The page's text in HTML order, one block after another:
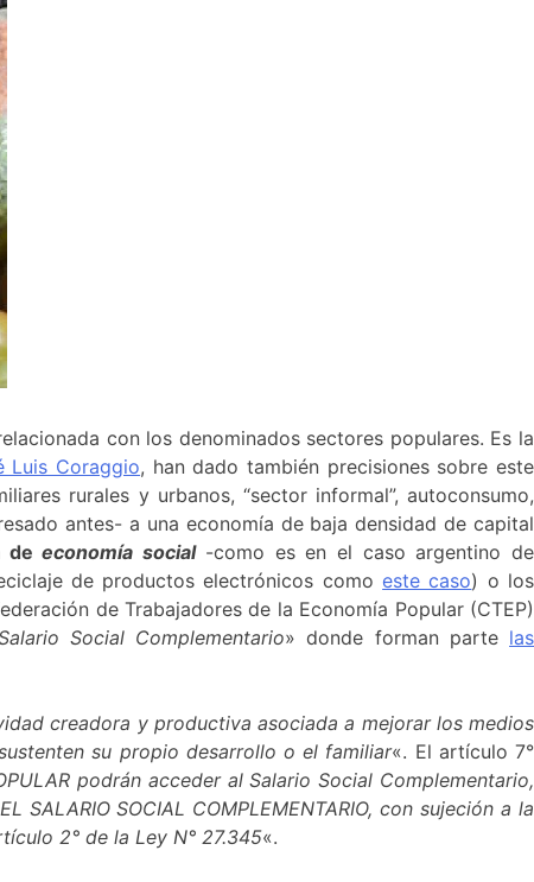
con los denominados sectores populares. Es la
Luis Coraggio, han dado también precisiones sobre este
rurales y urbanos, “sector informal”, autoconsumo,
antes- a una economía de baja densidad de capital
deeconomía social -como es en el caso argentino de
de productos electrónicos comoeste caso) o los
de Trabajadores de la Economía Popular (CTEP)
Social Complementario» donde forman parte las
creadora y productiva asociada a mejorar los medios
su propio desarrollo o el familiar«. El artículo 7°
podrán acceder al Salario Social Complementario,
SOCIAL COMPLEMENTARIO, con sujeción a la
2° de la Ley N° 27.345«.